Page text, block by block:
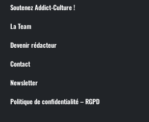
Soutenez Addict-Culture !
La Team
Devenir rédacteur
Contact
Newsletter
Politique de confidentialité – RGPD